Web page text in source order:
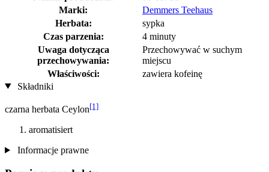
Marki:
Demmers Teehaus
Herbata:
sypka
Czas parzenia:
4 minuty
Uwaga dotycząca
przechowywania:
Przechowywać w suchym
miejscu
Właściwości:
zawiera kofeinę
Składniki
czarna herbata Ceylon[1]
aromatisiert
Informacje prawne